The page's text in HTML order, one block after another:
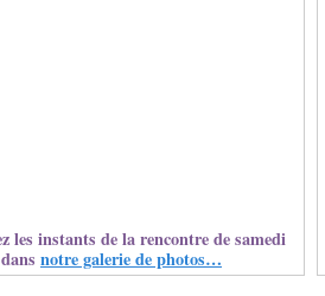
les instants de la rencontre de samedi
dans notre galerie de photos…